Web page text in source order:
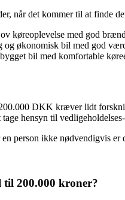
når det kommer til at finde
køreoplevelse med god
og økonomisk bil med god
bil med komfortable
DKK kræver lidt
hensyn til
person ikke nødvendigvis
til 200.000 kroner?